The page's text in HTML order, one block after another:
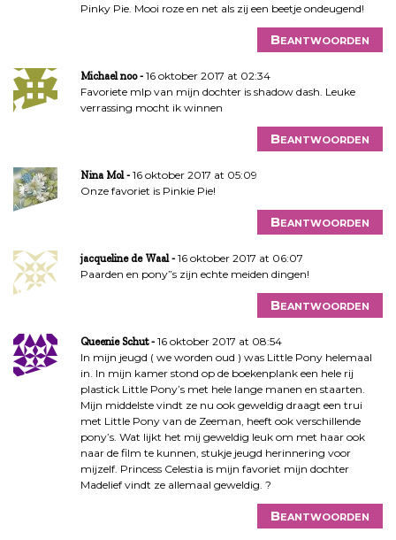
Pinky Pie. Mooi roze en net als zij een beetje ondeugend!
Beantwoorden
Michael noo
16 oktober 2017 at 02:34
Favoriete mlp van mijn dochter is shadow dash. Leuke
verrassing mocht ik winnen
Beantwoorden
Nina Mol
16 oktober 2017 at 05:09
Onze favoriet is Pinkie Pie!
Beantwoorden
jacqueline de Waal
16 oktober 2017 at 06:07
Paarden en pony”s zijn echte meiden dingen!
Beantwoorden
Queenie Schut
16 oktober 2017 at 08:54
In mijn jeugd ( we worden oud ) was Little Pony helemaal
in. In mijn kamer stond op de boekenplank een hele rij
plastick Little Pony’s met hele lange manen en staarten.
Mijn middelste vindt ze nu ook geweldig draagt een trui
met Little Pony van de Zeeman, heeft ook verschillende
pony’s. Wat lijkt het mij geweldig leuk om met haar ook
naar de film te kunnen, stukje jeugd herinnering voor
mijzelf. Princess Celestia is mijn favoriet mijn dochter
Madelief vindt ze allemaal geweldig. ?
Beantwoorden